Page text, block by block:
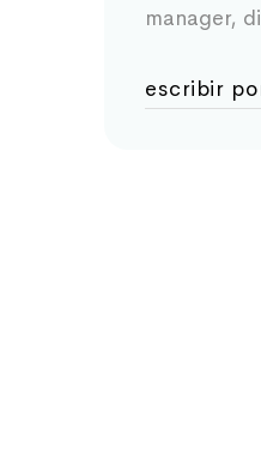
manager,
escribir